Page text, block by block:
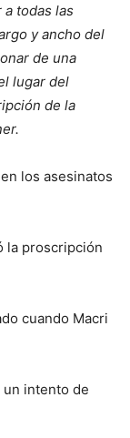
a todas las
y ancho del
de una
lugar del
de la
los asesinatos
la proscripción
cuando Macri
un intento de